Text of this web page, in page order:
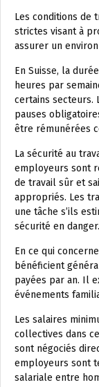
Les conditions de
strictes visant à
assurer un
En Suisse, la
heures par
certains secteurs.
pauses
être rémunérées
La sécurité au
employeurs sont
de travail sûr et
appropriés. Les
une tâche s’ils
sécurité en danger.
En ce qui
bénéficient
payées par an. Il
événements
Les salaires
collectives dans
sont négociés
employeurs sont
salariale entre